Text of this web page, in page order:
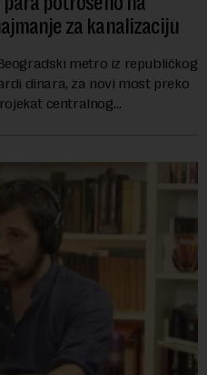
za kanalizaciju
metro iz republičkog
dinara, za novi most preko
centralnog